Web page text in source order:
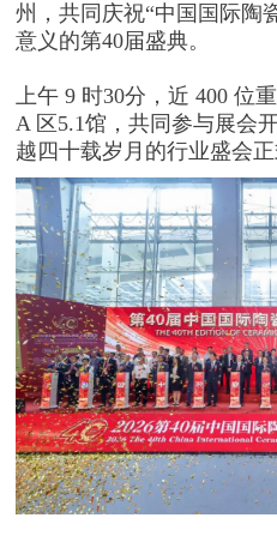
州，共同庆祝“中国国际陶
意义的第40届盛典。
上午 9 时30分，近 400 位
A 区5.1馆，共同参与展会
越四十载岁月的行业盛会正